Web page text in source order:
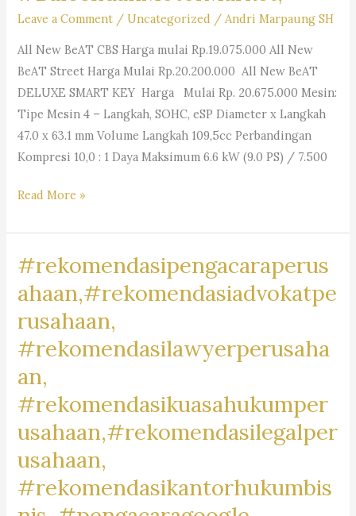
Leave a Comment /Uncategorized /Andri Marpaung SH
All New BeAT CBS Harga mulai Rp.19.075.000 All New
BeAT Street Harga Mulai Rp.20.200.000 All New BeAT
DELUXE SMART KEY Harga Mulai Rp. 20.675.000 Mesin:
Tipe Mesin 4 – Langkah, SOHC, eSP Diameter x Langkah
47.0 x 63.1 mm Volume Langkah 109,5cc Perbandingan
Kompresi 10,0 : 1 Daya Maksimum 6.6 kW (9.0 PS) / 7.500
#MotorRancamanyar,
#BikersRancamanyar,
#MotorCommunityRancamanyar,
#JualBeliMotorRancamanyar,
#MotorDijualRancamanyar,
#RancamanyarMotorClub,
#RancamanyarBikeLife,
#RancamanyarMotorMark,
#MotorBaleendah,
#BaleendahRiders,
#BikersBaleendah,
#MotorCommunityBaleendah,
#JualBeliMotorBaleendah,
Read More »
#rekomendasipengacaraperus
ahaan,#rekomendasiadvokatpe
rusahaan,
#rekomendasilawyerperusaha
an,
#rekomendasikuasahukumper
usahaan,#rekomendasilegalper
usahaan,
#rekomendasikantorhukumbis